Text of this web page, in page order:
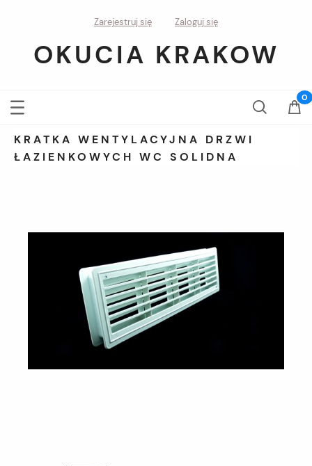
Zarejestruj się Zaloguj się
OKUCIA KRAKOW
KRATKA WENTYLACYJNA DRZWI
ŁAZIENKOWYCH WC SOLIDNA